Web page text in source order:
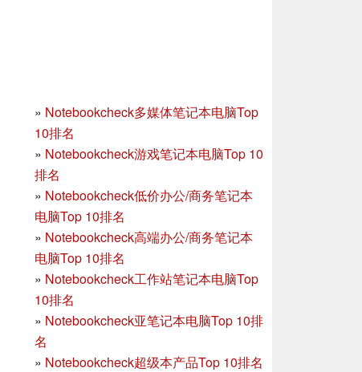
» Notebookcheck多媒体笔记本电脑Top
10排名
» Notebookcheck游戏笔记本电脑Top 10
排名
» Notebookcheck低价办公/商务笔记本
电脑Top 10排名
» Notebookcheck高端办公/商务笔记本
电脑Top 10排名
» Notebookcheck工作站笔记本电脑Top
10排名
» Notebookcheck亚笔记本电脑Top 10排
名
» Notebookcheck超级本产品Top 10排名